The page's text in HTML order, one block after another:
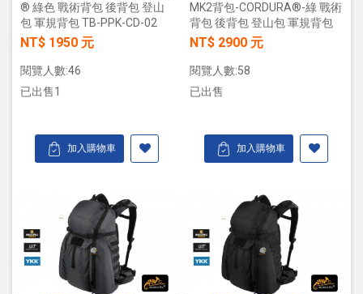
® 綠色 戰術背包 後背包 登山
包 軍規背包 TB-PPK-CD-02
NT$ 1950 元
閱覽人數:46
已出售1
加入購物車
MK2背包-CORDURA®-綠 戰術
背包 後背包 登山包 軍規背包
NT$ 2900 元
閱覽人數:58
已出售
加入購物車